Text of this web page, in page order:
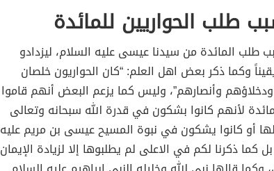
طلب الحواريين للمائدة
طلب المائدة من سيدنا عيسى عليه السلام، ليزدادو
وكما ذكر بعض اهل العلم: “كان الحواريون خلصان
ودخلاؤهم وأنصارهم”، وليس كما يزعم البعض أنهم قاموا
لأنهم كانوا بشكون في قدرة الله سبحانه وتعالى
أو كانوا يشكون في نبوة المسيح عيسى بن مريم عليه
كما ذكرنا لكم في الاعلى لم يطلبوها إلا لزيادة الإيمان